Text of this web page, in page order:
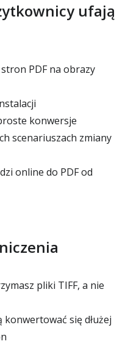
ufają
PDF na obrazy
konwersje
scenariuszach zmiany
online do PDF od
pliki TIFF, a nie
konwertować się dłużej